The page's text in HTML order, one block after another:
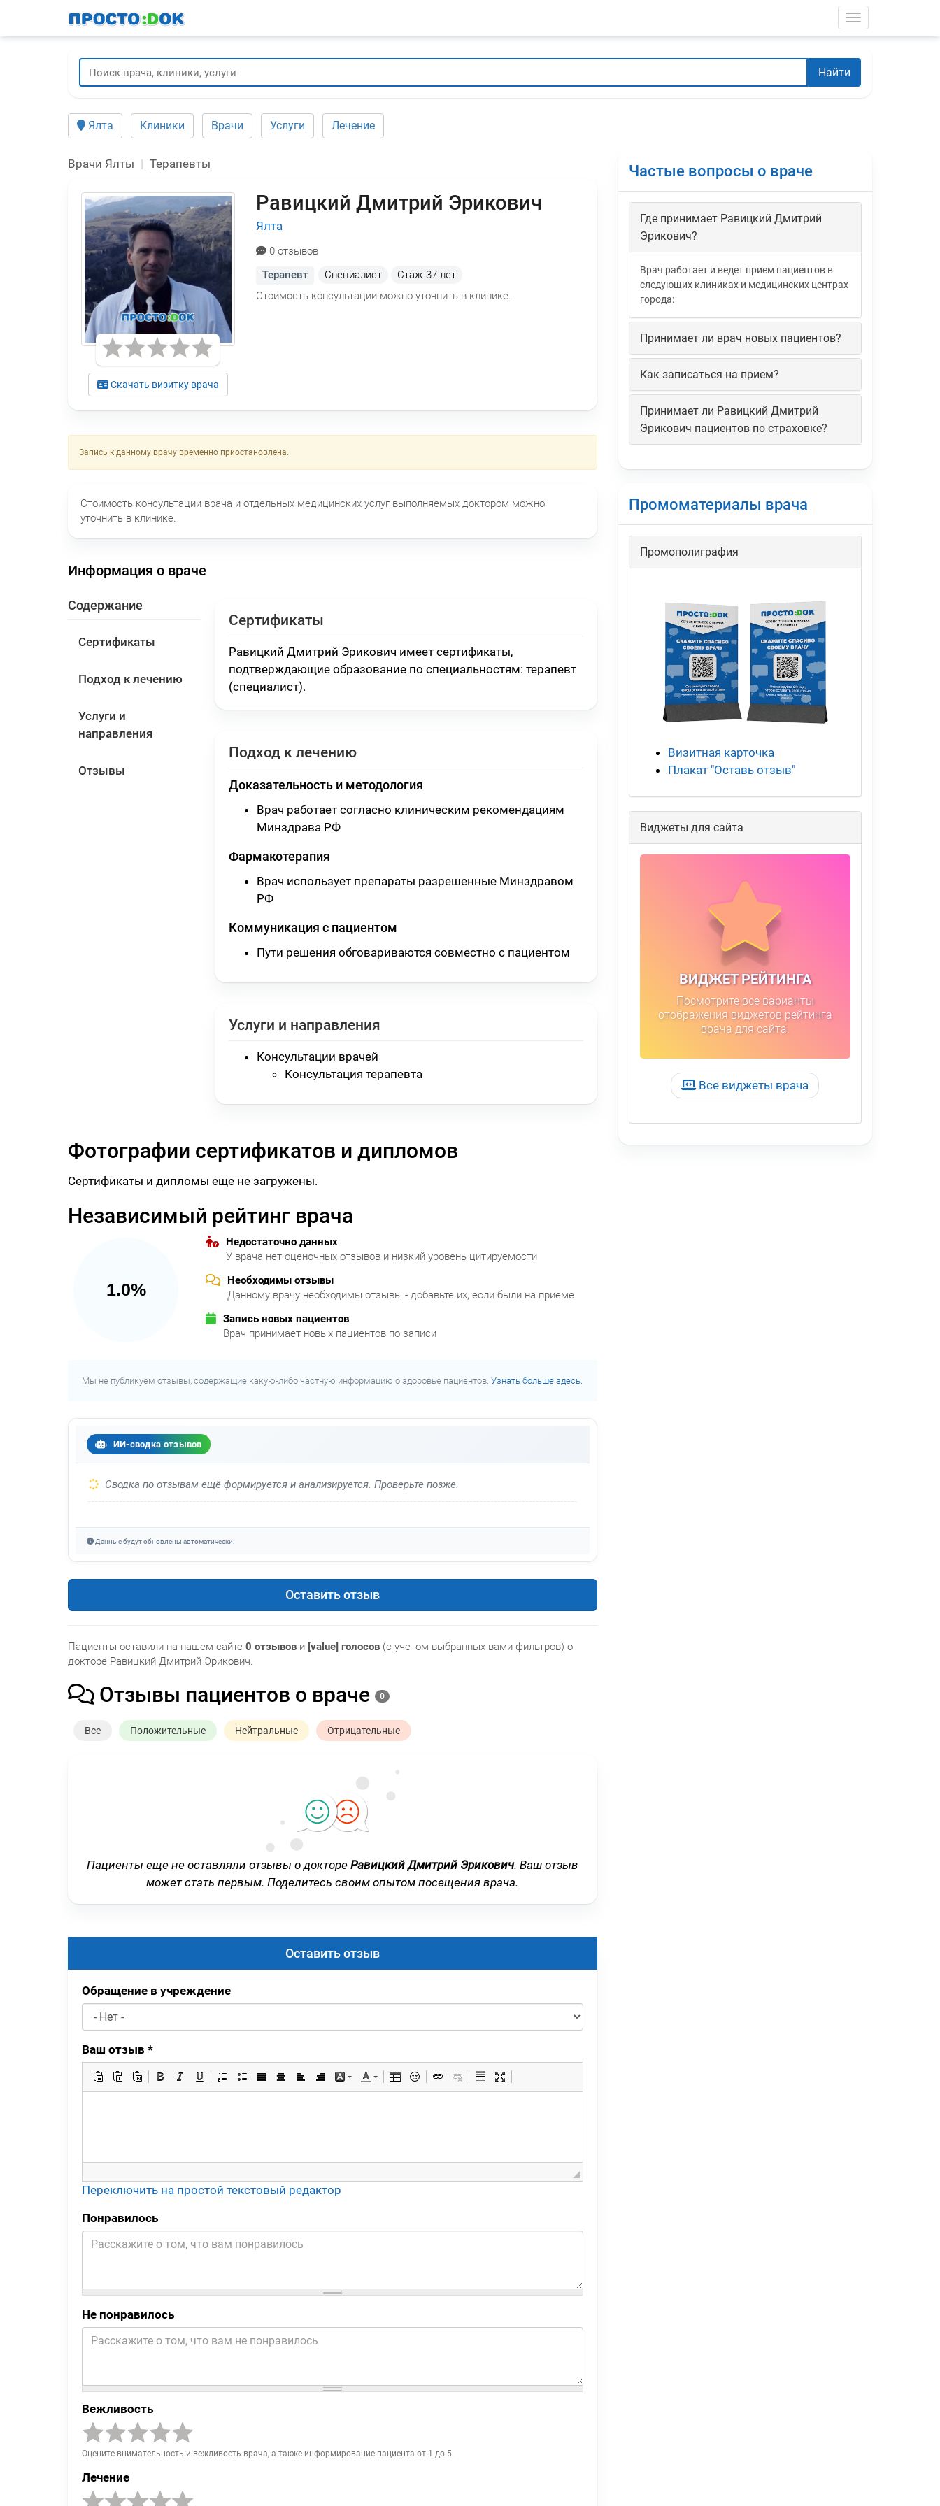
Toggle
Найти
Ялта Клиники Врачи Услуги Лечение
Врачи Ялты Терапевты
Скачать визитку врача
Равицкий Дмитрий Эрикович
Ялта
0 отзывов
Терапевт
Специалист Стаж 37 лет
Стоимость консультации можно уточнить в клинике.
Запись к данному врачу временно приостановлена.
Стоимость консультации врача и отдельных медицинских услуг выполняемых доктором можно
уточнить в клинике.
Информация о враче
Содержание
Сертификаты
Подход к лечению
Услуги и
направления
Отзывы
Сертификаты
Равицкий Дмитрий Эрикович имеет сертификаты,
подтверждающие образование по специальностям: терапевт
(специалист).
Подход к лечению
Доказательность и методология
Врач работает согласно клиническим рекомендациям
Минздрава РФ
Фармакотерапия
Врач использует препараты разрешенные Минздравом
РФ
Коммуникация с пациентом
Пути решения обговариваются совместно с пациентом
Услуги и направления
Консультации врачей
Консультация терапевта
Фотографии сертификатов и дипломов
Сертификаты и дипломы еще не загружены.
Независимый рейтинг врача
1.0%
Недостаточно данных
У врача нет оценочных отзывов и низкий уровень цитируемости
Необходимы отзывы
Данному врачу необходимы отзывы - добавьте их, если были на приеме
Запись новых пациентов
Врач принимает новых пациентов по записи
Мы не публикуем отзывы, содержащие какую-либо частную информацию о здоровье пациентов. Узнать больше здесь.
ИИ-сводка отзывов
Сводка по отзывам ещё формируется и анализируется. Проверьте позже.
Данные будут обновлены автоматически.
Оставить отзыв
Пациенты оставили на нашем сайте 0 отзывов и [value] голосов (с учетом выбранных вами фильтров) о
докторе Равицкий Дмитрий Эрикович.
Отзывы пациентов о враче 0
Все Положительные Нейтральные Отрицательные
Пациенты еще не оставляли отзывы о докторе Равицкий Дмитрий Эрикович. Ваш отзыв
может стать первым. Поделитесь своим опытом посещения врача.
Оставить отзыв
Обращение в учреждение
Ваш отзыв *
Переключить на простой текстовый редактор
Понравилось
Не понравилось
Вежливость
Оцените внимательность и вежливость врача, а также информирование пациента от 1 до 5.
Лечение
Частые вопросы о враче
Где принимает Равицкий Дмитрий
Эрикович?
Врач работает и ведет прием пациентов в
следующих клиниках и медицинских центрах
города:
Принимает ли врач новых пациентов?
Как записаться на прием?
Принимает ли Равицкий Дмитрий
Эрикович пациентов по страховке?
Промоматериалы врача
Промополиграфия
Визитная карточка
Плакат "Оставь отзыв"
Виджеты для сайта
ВИДЖЕТ РЕЙТИНГА
Посмотрите все варианты
отображения виджетов рейтинга
врача для сайта.
Все виджеты врача